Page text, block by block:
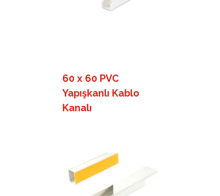
60 x 60 PVC
Yapışkanlı Kablo
Kanalı